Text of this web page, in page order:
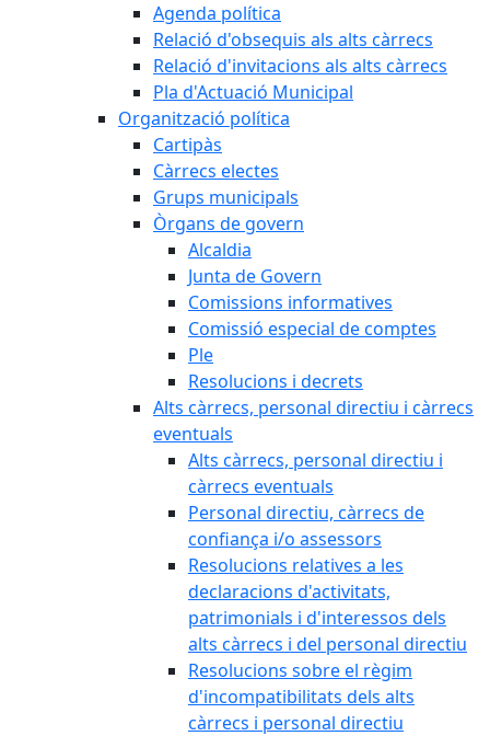
Agenda política
Relació d'obsequis als alts càrrecs
Relació d'invitacions als alts càrrecs
Pla d'Actuació Municipal
Organització política
Cartipàs
Càrrecs electes
Grups municipals
Òrgans de govern
Alcaldia
Junta de Govern
Comissions informatives
Comissió especial de comptes
Ple
Resolucions i decrets
Alts càrrecs, personal directiu i càrrecs
eventuals
Alts càrrecs, personal directiu i
càrrecs eventuals
Personal directiu, càrrecs de
confiança i/o assessors
Resolucions relatives a les
declaracions d'activitats,
patrimonials i d'interessos dels
alts càrrecs i del personal directiu
Resolucions sobre el règim
d'incompatibilitats dels alts
càrrecs i personal directiu